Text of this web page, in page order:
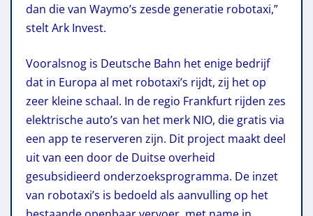
dan die van Waymo’s zesde generatie robotaxi,”
stelt Ark Invest.
Vooralsnog is Deutsche Bahn het enige bedrijf
dat in Europa al met robotaxi’s rijdt, zij het op
zeer kleine schaal. In de regio Frankfurt rijden zes
elektrische auto’s van het merk NIO, die gratis via
een app te reserveren zijn. Dit project maakt deel
uit van een door de Duitse overheid
gesubsidieerd onderzoeksprogramma. De inzet
van robotaxi’s is bedoeld als aanvulling op het